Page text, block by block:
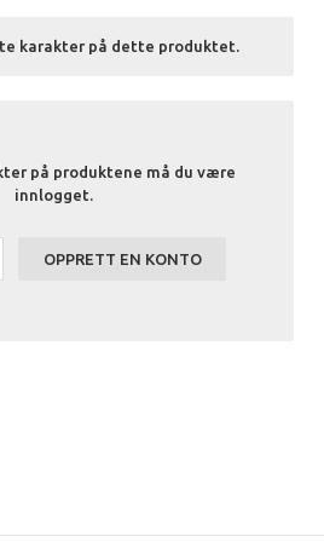
på produktene må du være
innlogget.
OPPRETT EN KONTO
karakter på dette produktet.